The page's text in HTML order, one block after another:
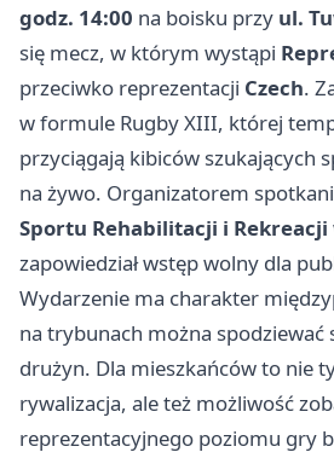
godz. 14:00 na boisku przy ul.
się mecz, w którym wystąpi
przeciwko reprezentacji Czech.
w formule Rugby XIII, której
przyciągają kibiców szukających
na żywo. Organizatorem
Sportu Rehabilitacji i Rekreacji
zapowiedział wstęp wolny dla
Wydarzenie ma charakter
na trybunach można
drużyn. Dla mieszkańców to nie
rywalizacja, ale też możliwość
reprezentacyjnego poziomu gry